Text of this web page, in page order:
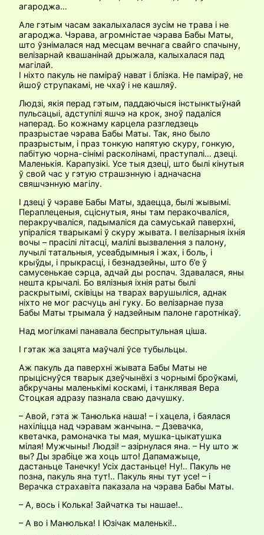
агароджа…
Але гэтым часам закалыхалася зусім не трава і не
агароджа. Чэрава, агромністае чэрава Бабы Маты,
што ўзнімалася над месцам вечнага свайго спачыну,
велізарнай квашанінай дрыжала, калыхалася пад
магілай.
І ніхто пакуль не паміраў нават і блізка. Не паміраў, не
йшоў струпакамі, не чхаў і не кашляў.
Людзі, якія перад гэтым, паддаючыся інстынктыўнай
пульсацыі, адступілі яшчэ на крок, зноў падаліся
наперад. Бо кожнаму карцела разгледзець
празрыстае чэрава Бабы Маты. Так, яно было
празрыстым, і праз тонкую напятую скуру, гонкую,
пабітую чорна-сінімі расколінамі, праступалі… дзеці.
Маленькія. Карапузікі. Усе тыя дзеці, што былі кінутыя
ў свой час у гэтую страшэнную і адначасна
свяшчэнную магілу.
І дзеці ў чэраве Бабы Маты, здаецца, былі жывымі.
Пераплеценыя, сціснутыя, яны там перакочваліся,
перакручваліся, падымаліся да самуськай паверхні,
упіраліся тварыкамі ў скуру жывата. І велізарныя іхнія
вочы – прасілі літасці, малілі вызвалення з палону,
лучылі татальныя, усеабдымныя і жах, і боль, і
крыўды, і прыкрасці, і безнадзейны, што б’е ў
самусенькае сэрца, адчай ды роспач. Здавалася, яны
нешта крычалі. Бо вялізныя іхнія раты былі
раскрытымі, сківіцы на тварах варушыліся, аднак
ніхто не мог расчуць ані гуку. Бо велізарнае пуза
Бабы Маты трымала ў надзейным палоне гаротнікаў.
Над могілкамі панавала беспрытульная ціша.
І гэтак жа зацята маўчалі ўсе тубыльцы.
Аж пакуль да паверхні жывата Бабы Маты не
прыціснуўся тварык дзеўчынёхі з чорнымі броўкамі,
абкручаны маленькімі коскамі, і танклявая Вера
Стоцкая адразу пазнала сваю дачушку.
– Авой, гэта ж Танюлька наша! – і хацела, і баялася
нахіліцца над чэравам жанчына. – Дзевачка,
кветачка, рамоначка ты мая, мушка-цыкатушка
мілая! Мужчыны! Людзі! – азірнулася яна. – Ну што ж
вы? Ды зрабіце жа хоць што! Дапамажыце,
дастаньце Танечку! Усіх дастаньце! Ну!.. Пакуль не
позна, пакуль яна тут!.. Пакуль яны тут усе! – і
Верачка страхавіта паказала на чэрава Бабы Маты.
– А, вось і Колька! Зайчатка ты нашае!..
– А во і Манюлька! І Юзічак маленькі!..